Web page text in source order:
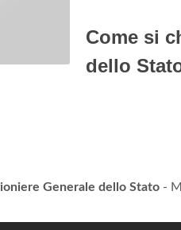
Come si
dello
Generale dello Stato -